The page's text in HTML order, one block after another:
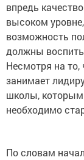
впредь
высоком
возможность
должны
Несмотря на то,
занимает
школы, которым
необходимо
По словам